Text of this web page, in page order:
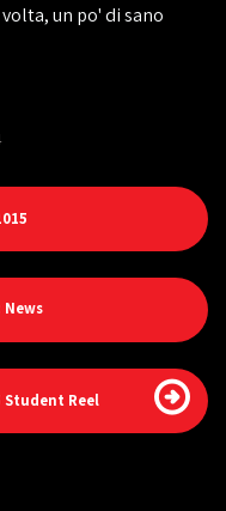
un po' di sano
Student Reel